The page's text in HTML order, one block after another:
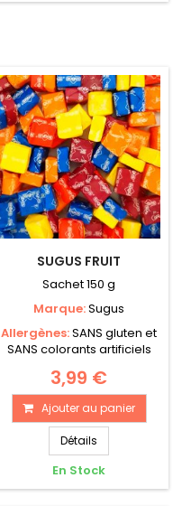
SUGUS FRUIT
Sachet 150 g
Marque:Sugus
Allergènes:SANS gluten et
SANS colorants artificiels
3,99 €
Ajouter au panier
Détails
En Stock